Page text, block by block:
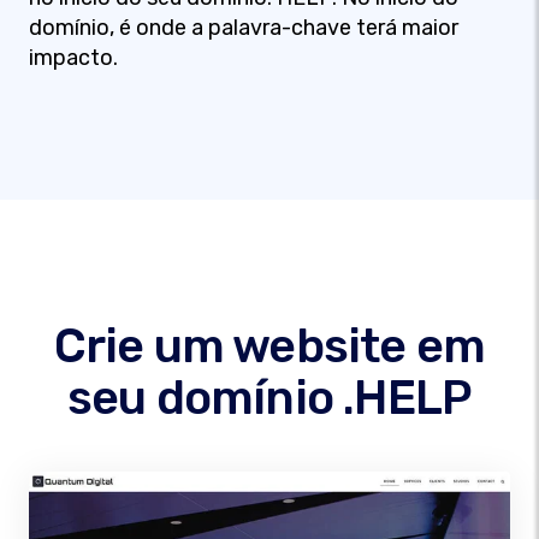
domínio, é onde a palavra-chave terá maior
impacto.
Crie um website em
seu domínio .HELP